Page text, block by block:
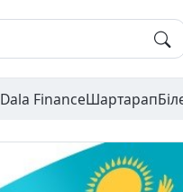
Dala FinanceШартарап